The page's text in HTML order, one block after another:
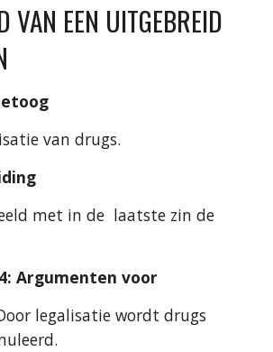
VAN EEN UITGEBREID
van drugs.
met in de  laatste zin de
Argumenten voor
legalisatie wordt drugs